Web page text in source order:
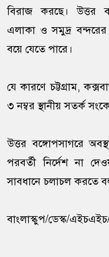
বিরাজ করছে। উত্তর
এলাকা ও সমুদ্র
বয়ে যেতে পারে।
যে কারণে চট্টগ্রাম,
৩ নম্বর স্থানীয় সতর্ক
উত্তর বঙ্গোপসাগরে
পরবর্তী নির্দেশ না
সাবধানে চলাচল করতে
বাংলাস্কুপ/ডেস্ক/